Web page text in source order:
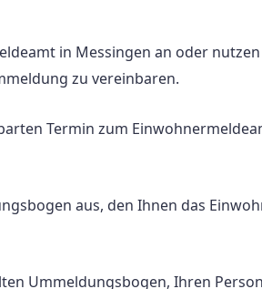
in Messingen an oder
zu vereinbaren.
Termin zum
aus, den Ihnen das
Ummeldungsbogen, Ihren